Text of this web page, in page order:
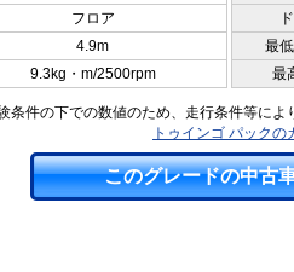
フロア
4.9m 最
9.3kg・m/2500rpm 最
件の下での数値のため、走行条件等によ
トゥインゴ パック
このグレードの中古